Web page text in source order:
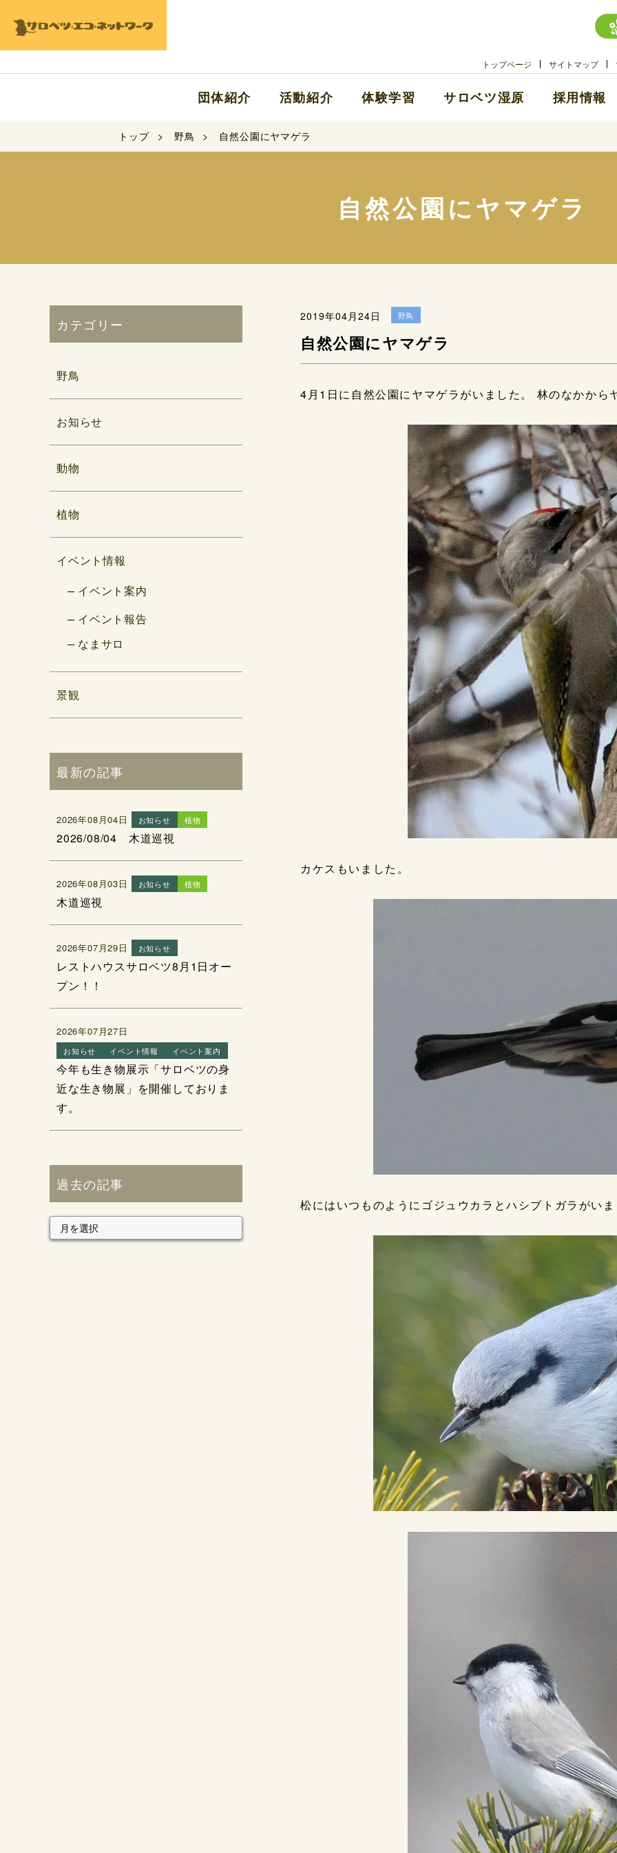
トップページ サイトマップ
団体紹介 活動紹介 体験学習 サロベツ湿原 採用情報
トップ 野鳥 自然公園にヤマゲラ
自然公園にヤマゲラ
2019年04月24日 野鳥
自然公園にヤマゲラ
4月1日に自然公園にヤマゲラがいました。 林のなかか
カケスもいました。
松にはいつものようにゴジュウカラとハシブトガラがい
カテゴリー
野鳥
お知らせ
動物
植物
イベント情報
イベント案内
イベント報告
なまサロ
景観
最新の記事
2026年08月04日 お知らせ 植物
2026/08/04 木道巡視
2026年08月03日 お知らせ 植物
木道巡視
2026年07月29日 お知らせ
レストハウスサロベツ8月1日オー
プン！！
2026年07月27日
お知らせ イベント情報 イベント案内
今年も生き物展示「サロベツの身
近な生き物展」を開催しておりま
す。
過去の記事